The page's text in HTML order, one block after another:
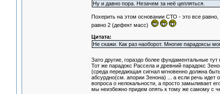
Ну и давно пора. Незачем за неё цепляться.
Похерить на этом основании СТО - это все
равно 2 (дефект масс)
Цитата:
Не скажи. Как раз наоборот. Многие парадоксы
Зато другие, гораздо более фундаментальные тут
Тот же парадокс Рассела и древний парадокс
(среда передающая сигнал мгновенно должна
абсурдно(см. апории Зенона) ... а если речь идет
вопроса о нелокальности, а просто замыливает
мы неизбежно придем опять к тому же самому с